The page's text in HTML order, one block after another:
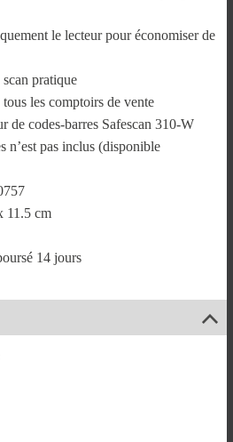
le lecteur pour économiser de
pratique
les comptoirs de vente
de codes-barres Safescan 310-W
n’est pas inclus (disponible
11.5 cm
14 jours